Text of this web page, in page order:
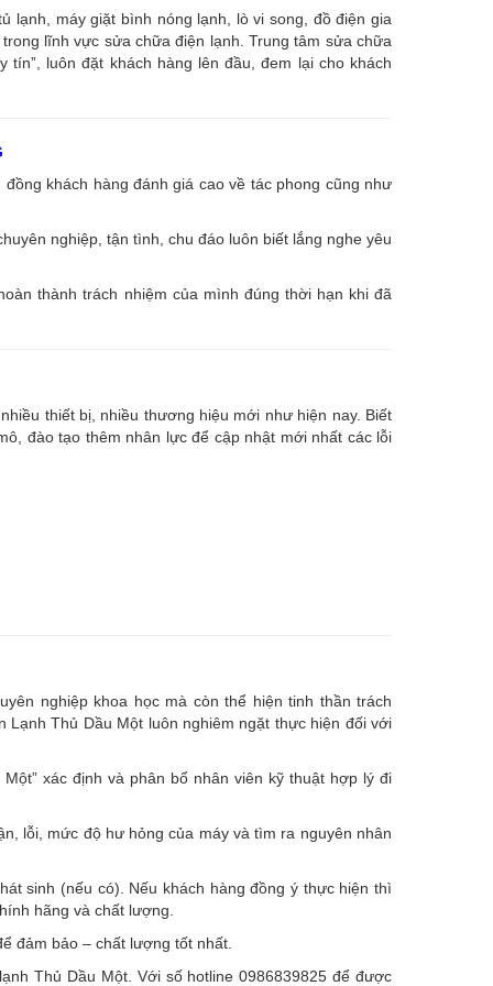
lạnh, máy giặt bình nóng lạnh, lò vi song, đồ điện gia
lĩnh vực sửa chữa điện lạnh. Trung tâm sửa chữa
luôn đặt khách hàng lên đầu, đem lại cho khách
khách hàng đánh giá cao về tác phong cũng như
nghiệp, tận tình, chu đáo luôn biết lắng nghe yêu
thành trách nhiệm của mình đúng thời hạn khi đã
thiết bị, nhiều thương hiệu mới như hiện nay. Biết
đào tạo thêm nhân lực để cập nhật mới nhất các lỗi
nghiệp khoa học mà còn thể hiện tinh thần trách
Thủ Dầu Một luôn nghiêm ngặt thực hiện đối với
xác định và phân bổ nhân viên kỹ thuật hợp lý đi
lỗi, mức độ hư hỏng của máy và tìm ra nguyên nhân
sinh (nếu có). Nếu khách hàng đồng ý thực hiện thì
hãng và chất lượng.
đảm bảo – chất lượng tốt nhất.
Thủ Dầu Một. Với số hotline 0986839825 để được